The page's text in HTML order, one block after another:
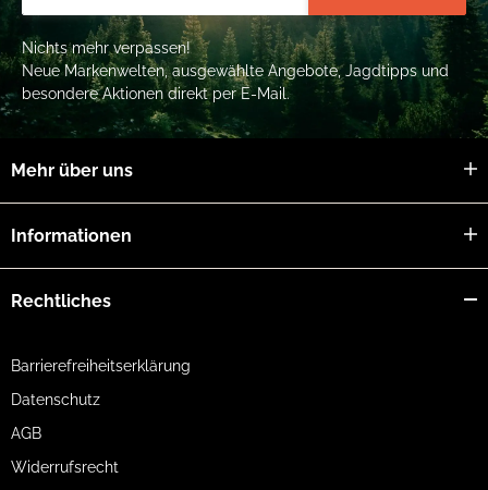
Nichts mehr verpassen!
Neue Markenwelten, ausgewählte Angebote, Jagdtipps und
besondere Aktionen direkt per E-Mail.
Mehr über uns
Informationen
Rechtliches
Barrierefreiheitserklärung
Datenschutz
AGB
Widerrufsrecht